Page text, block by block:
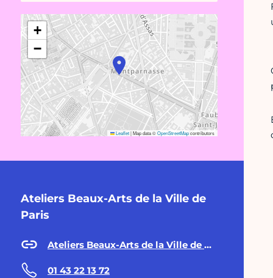
+
−
Leaflet|Map data ©OpenStreetMapcontributors
Ateliers Beaux-Arts de la Ville de
Paris
Ateliers Beaux-Arts de la Ville de Paris
01 43 22 13 72